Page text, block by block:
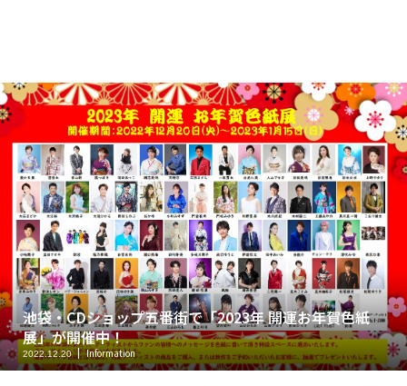
池袋・CDショップ五番街で「2023年 開運お年賀色紙
展」が開催中！
2022.12.20 Information